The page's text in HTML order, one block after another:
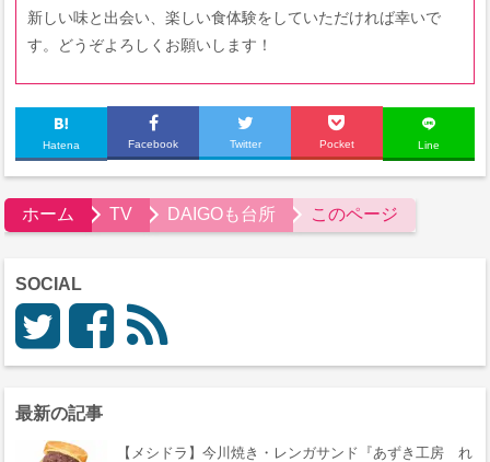
新しい味と出会い、楽しい食体験をしていただければ幸いで
す。どうぞよろしくお願いします！
Hatena Facebook Twitter Pocket Line
ホーム TV DAIGOも台所 このページ
SOCIAL
最新の記事
【メシドラ】今川焼き・レンガサンド『あずき工房 れ